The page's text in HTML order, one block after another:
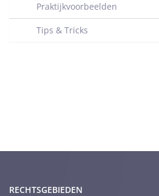
Praktijkvoorbeelden
Tips & Tricks
RECHTSGEBIEDEN